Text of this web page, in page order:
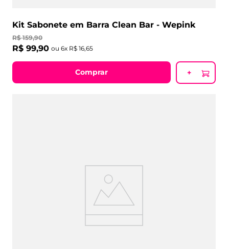
Kit Sabonete em Barra Clean Bar - Wepink
R$ 159,90
R$ 99,90 ou 6x R$ 16,65
Comprar +